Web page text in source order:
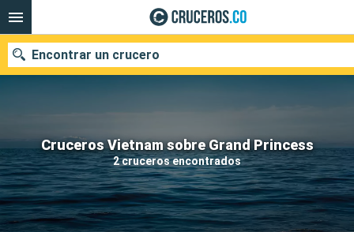
Cruceros Vietnam sobre Grand Princess
2 cruceros encontrados
Encontrar un crucero
Fecha de salida
Buscar